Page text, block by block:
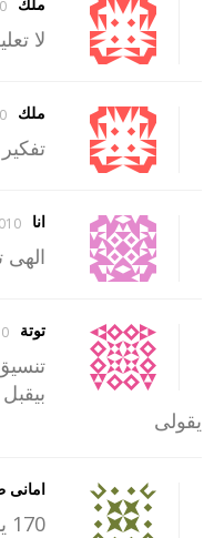
لا
ملك
تفكير
انا
الهى
توتة
يقولى
امانى
170 يدخل ايه